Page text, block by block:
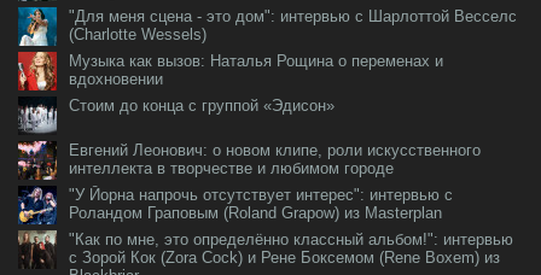
"Для меня сцена - это дом": интервью с Шарлоттой Весселс
(Charlotte Wessels)
Музыка как вызов: Наталья Рощина о переменах и
вдохновении
Стоим до конца с группой «Эдисон»
Евгений Леонович: о новом клипе, роли искусственного
интеллекта в творчестве и любимом городе
"У Йорна напрочь отсутствует интерес": интервью с
Роландом Граповым (Roland Grapow) из Masterplan
"Как по мне, это определённо классный альбом!": интервью
с Зорой Кок (Zora Cock) и Рене Боксемом (Rene Boxem) из